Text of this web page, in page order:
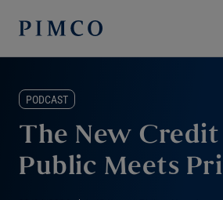
PODCAST
The New
Public Meets